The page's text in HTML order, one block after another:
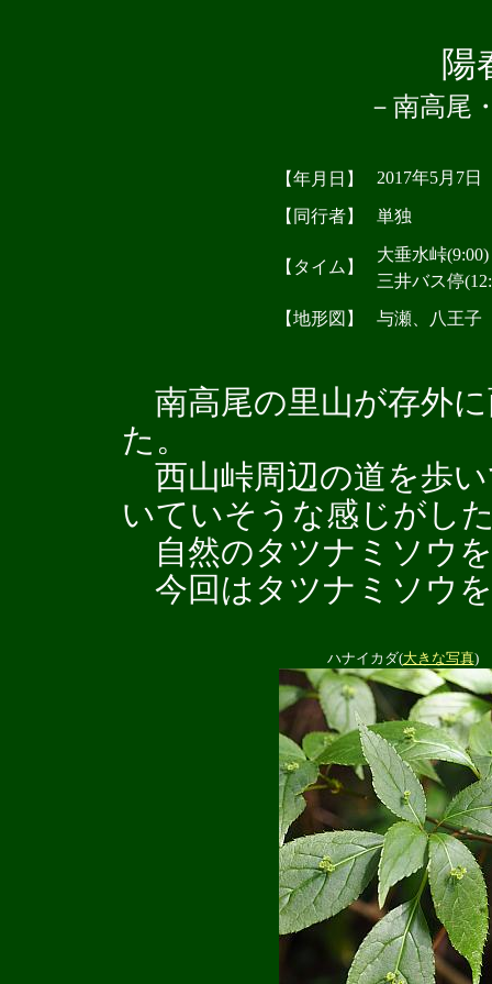
陽
－南高尾
【年月日】 2017年5月7日
【同行者】 単独
【タイム】
大垂水峠
三井バス停
【地形図】
与瀬、八王
南高尾の里山が存外
た。
西山峠周辺の道を歩
いていそうな感じがし
自然のタツナミソウ
今回はタツナミソウ
ハナイカダ(大きな写真)